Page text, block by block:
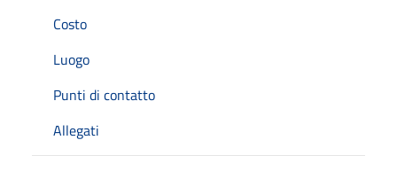
Costo
Luogo
Punti di contatto
Allegati